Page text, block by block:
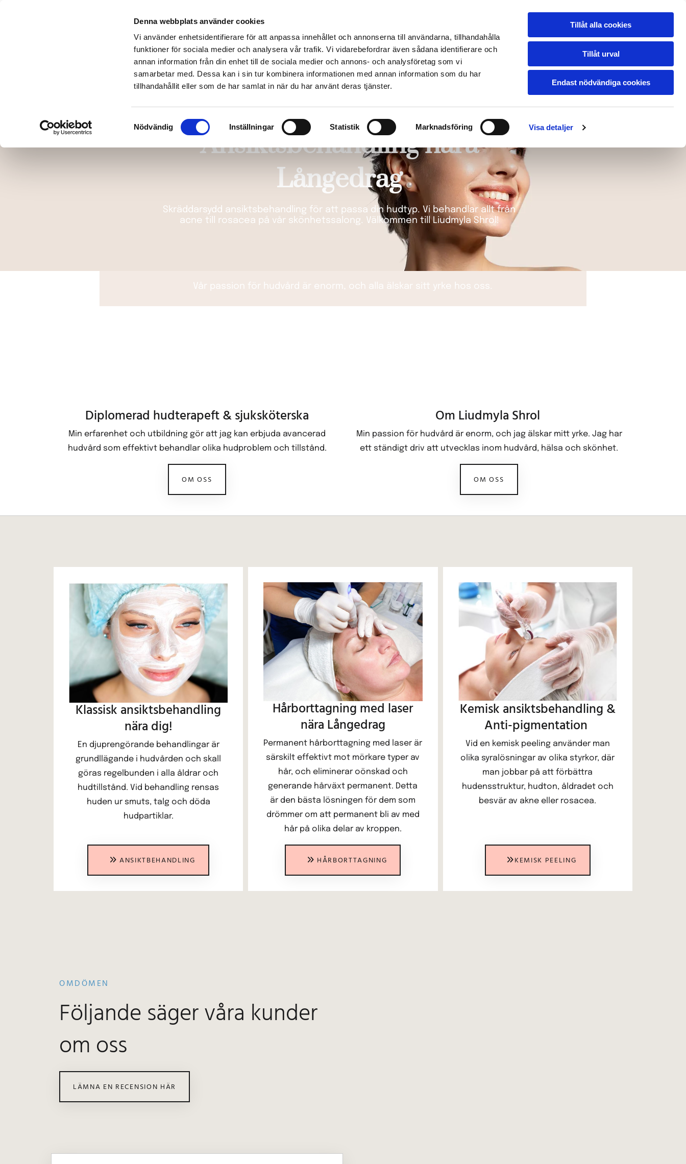
Denna webbplats använder cookies
Vi använder enhetsidentifierare för att anpassa innehållet och annonserna till användarna, tillhandahålla
funktioner för sociala medier och analysera vår trafik. Vi vidarebefordrar även sådana identifierare och
annan information från din enhet till de sociala medier och annons- och analysföretag som vi
samarbetar med. Dessa kan i sin tur kombinera informationen med annan information som du har
tillhandahållit eller som de har samlat in när du har använt deras tjänster.
Nödvändig Inställningar Statistik Marknadsföring Visa detaljer
Tillåt alla cookies
Tillåt urval
Endast nödvändiga cookies
Ansiktbehandling
Kontakt
BOKA TID
ONLINE
Ansiktsbehandling nära
Långedrag
Skräddarsydd ansiktsbehandling för att passa din hudtyp. Vi behandlar allt från
acne till rosacea på vår skönhetssalong. Välkommen till Liudmyla Shrol!
Vår passion för hudvård är enorm, och alla älskar sitt yrke hos oss.
Diplomerad hudterapeft & sjuksköterska
Min erfarenhet och utbildning gör att jag kan erbjuda avancerad
hudvård som effektivt behandlar olika hudproblem och tillstånd.
OM OSS
Om Liudmyla Shrol
Min passion för hudvård är enorm, och jag älskar mitt yrke. Jag har
ett ständigt driv att utvecklas inom hudvård, hälsa och skönhet.
OM OSS
Klassisk ansiktsbehandling
nära dig!
En djuprengörande behandlingar är
grundllägande i hudvården och skall
göras regelbunden i alla åldrar och
hudtillstånd. Vid behandling rensas
huden ur smuts, talg och döda
hudpartiklar.
ANSIKTBEHANDLING
Hårborttagning med laser
nära Långedrag
Permanent hårborttagning med laser är
särskilt effektivt mot mörkare typer av
hår, och eliminerar oönskad och
generande hårväxt permanent. Detta
är den bästa lösningen för dem som
drömmer om att permanent bli av med
hår på olika delar av kroppen.
HÅRBORTTAGNING
Kemisk ansiktsbehandling &
Anti-pigmentation
Vid en kemisk peeling använder man
olika syralösningar av olika styrkor, där
man jobbar på att förbättra
hudensstruktur, hudton, åldradet och
besvär av akne eller rosacea.
KEMISK PEELING
OMDÖMEN
Följande säger våra kunder
om oss
LÄMNA EN RECENSION HÄR